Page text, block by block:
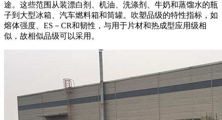
途。这些范围从装漂白剂、机油、洗涤剂、牛奶和蒸馏水的瓶
子到大型冰箱、汽车燃料箱和筒罐。吹塑品级的特性指标，如
熔体强度、 ES － CR和韧性，与用于片材和热成型应用级相
似，故相似品级可以采用。